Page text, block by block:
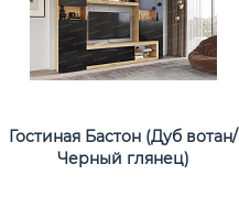
Гостиная Бастон (Дуб вотан/
Черный глянец)